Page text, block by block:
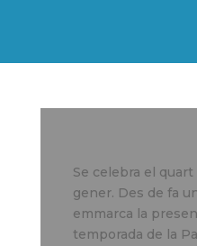
Se celebra el
gener. Des de fa
emmarca la
temporada de la